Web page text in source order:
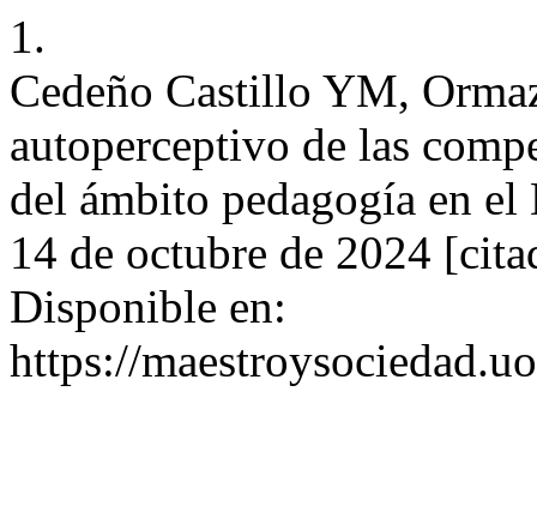
1.
Cedeño Castillo YM,
autoperceptivo de las
del ámbito pedagogía en
14 de octubre de 2024
Disponible en:
https://